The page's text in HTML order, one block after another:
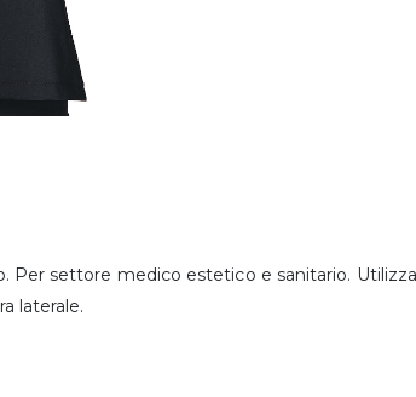
Per settore medico estetico e sanitario.
laterale.